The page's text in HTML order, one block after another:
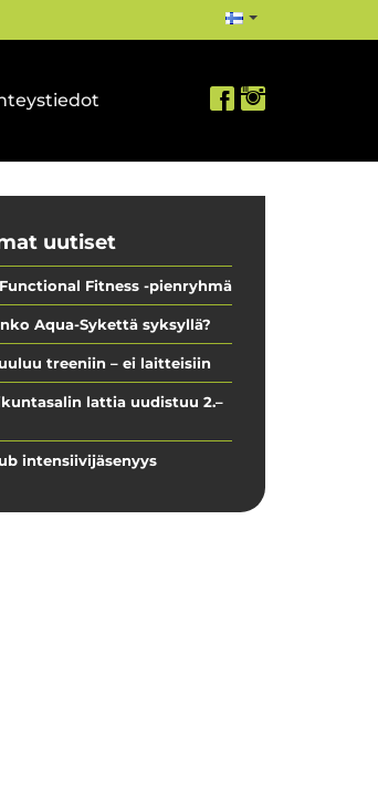
uutiset
Fitness -pienryhmä
Aqua-Sykettä syksyllä?
treeniin – ei laitteisiin
lattia uudistuu 2.–
intensiivijäsenyys